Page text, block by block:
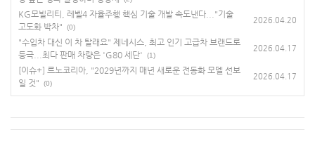
KG모빌리티, 레벨4 자율주행 핵심 기술 개발 속도낸다..."기술
고도화 박차"
(0)
2026.04.20
"수입차 대신 이 차 탈래요" 제네시스, 최고 인기 고급차 브랜드로
등극...최다 판매 차량은 'G80 세단'
(1)
2026.04.17
[이슈+] 르노코리아, "2029년까지 매년 새로운 전동화 모델 선보
일 것"
(0)
2026.04.17